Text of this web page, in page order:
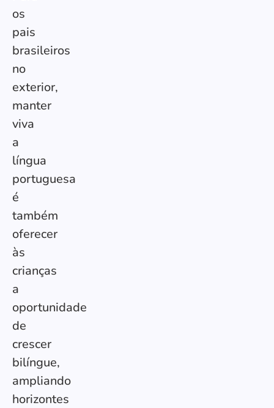
os
pais
brasileiros
no
exterior,
manter
viva
a
língua
portuguesa
é
também
oferecer
às
crianças
a
oportunidade
de
crescer
bilíngue,
ampliando
horizontes